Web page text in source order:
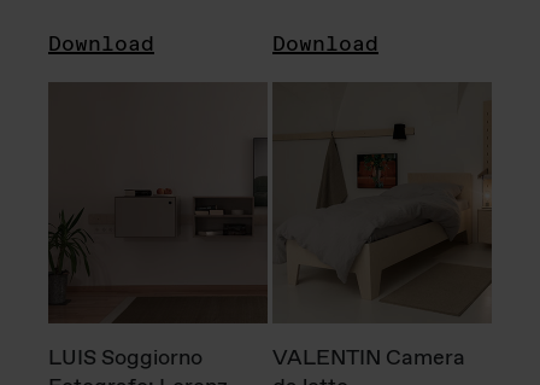
Download Download
LUIS Soggiorno
VALENTIN Camera